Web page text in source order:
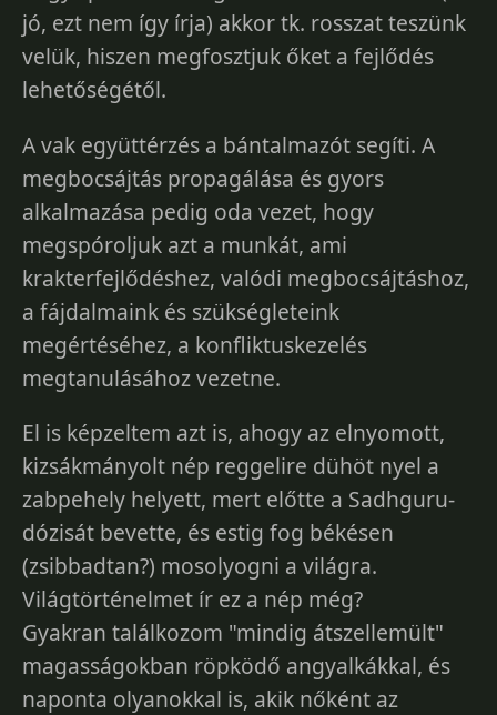
jó, ezt nem így írja) akkor tk. rosszat teszünk
velük, hiszen megfosztjuk őket a fejlődés
lehetőségétől.
A vak együttérzés a bántalmazót segíti. A
megbocsájtás propagálása és gyors
alkalmazása pedig oda vezet, hogy
megspóroljuk azt a munkát, ami
krakterfejlődéshez, valódi megbocsájtáshoz,
a fájdalmaink és szükségleteink
megértéséhez, a konfliktuskezelés
megtanulásához vezetne.
El is képzeltem azt is, ahogy az elnyomott,
kizsákmányolt nép reggelire dühöt nyel a
zabpehely helyett, mert előtte a Sadhguru-
dózisát bevette, és estig fog békésen
(zsibbadtan?) mosolyogni a világra.
Világtörténelmet ír ez a nép még?
Gyakran találkozom "mindig átszellemült"
magasságokban röpködő angyalkákkal, és
naponta olyanokkal is, akik nőként az